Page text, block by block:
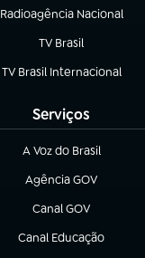
Radioagência Nacional
(abre em nova aba)
TV Brasil
(abre em nova aba)
TV Brasil Internacional
(abre em nova aba)
Serviços
A Voz do Brasil
(abre em nova aba)
Agência GOV
(abre em nova aba)
Canal GOV
(abre em nova aba)
Canal Educação
(abre em nova aba)